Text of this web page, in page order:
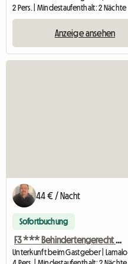
2 Pers. | Mindestaufenthalt: 2 Nächte
Anzeige ansehen
44 € / Nacht
Sofortbuchung
F3 *** Behindertengerecht - 100 m von der Therme entfernt